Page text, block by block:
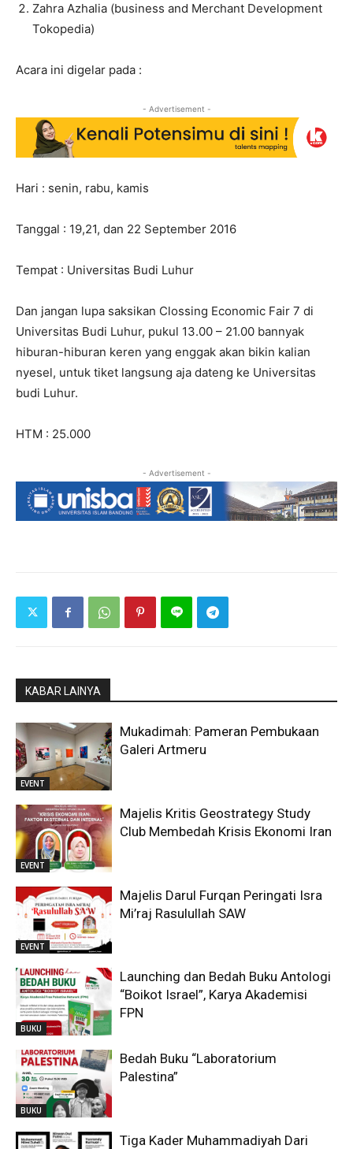
Zahra Azhalia (business and Merchant Development
Tokopedia)
Acara ini digelar pada :
- Advertisement -
Hari : senin, rabu, kamis
Tanggal : 19,21, dan 22 September 2016
Tempat : Universitas Budi Luhur
Dan jangan lupa saksikan Clossing Economic Fair 7 di
Universitas Budi Luhur, pukul 13.00 – 21.00 bannyak
hiburan-hiburan keren yang enggak akan bikin kalian
nyesel, untuk tiket langsung aja dateng ke Universitas
budi Luhur.
HTM : 25.000
- Advertisement -
KABAR LAINYA
EVENT
Mukadimah: Pameran Pembukaan
Galeri Artmeru
EVENT
Majelis Kritis Geostrategy Study
Club Membedah Krisis Ekonomi Iran
EVENT
Majelis Darul Furqan Peringati Isra
Mi’raj Rasulullah SAW
BUKU
Launching dan Bedah Buku Antologi
“Boikot Israel”, Karya Akademisi
FPN
BUKU
Bedah Buku “Laboratorium
Palestina”
Tiga Kader Muhammadiyah Dari